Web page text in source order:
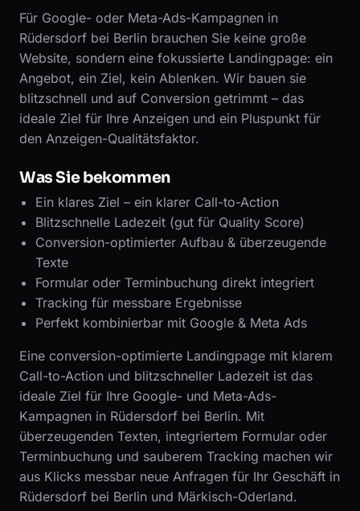
Für Google- oder Meta-Ads-Kampagnen in
Rüdersdorf bei Berlin brauchen Sie keine große
Website, sondern eine fokussierte Landingpage: ein
Angebot, ein Ziel, kein Ablenken. Wir bauen sie
blitzschnell und auf Conversion getrimmt – das
ideale Ziel für Ihre Anzeigen und ein Pluspunkt für
den Anzeigen-Qualitätsfaktor.
Was Sie bekommen
Ein klares Ziel – ein klarer Call-to-Action
Blitzschnelle Ladezeit (gut für Quality Score)
Conversion-optimierter Aufbau & überzeugende
Texte
Formular oder Terminbuchung direkt integriert
Tracking für messbare Ergebnisse
Perfekt kombinierbar mit Google & Meta Ads
Eine conversion-optimierte Landingpage mit klarem
Call-to-Action und blitzschneller Ladezeit ist das
ideale Ziel für Ihre Google- und Meta-Ads-
Kampagnen in Rüdersdorf bei Berlin. Mit
überzeugenden Texten, integriertem Formular oder
Terminbuchung und sauberem Tracking machen wir
aus Klicks messbar neue Anfragen für Ihr Geschäft in
Rüdersdorf bei Berlin und Märkisch-Oderland.